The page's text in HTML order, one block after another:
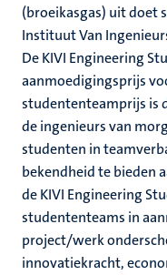
(broeikasgas) uit doet
Instituut Van
De KIVI Engineering
aanmoedigingsprijs
studententeamprijs is
de ingenieurs van
studenten in
bekendheid te bieden
de KIVI Engineering
studententeams in
project/werk
innovatiekracht,